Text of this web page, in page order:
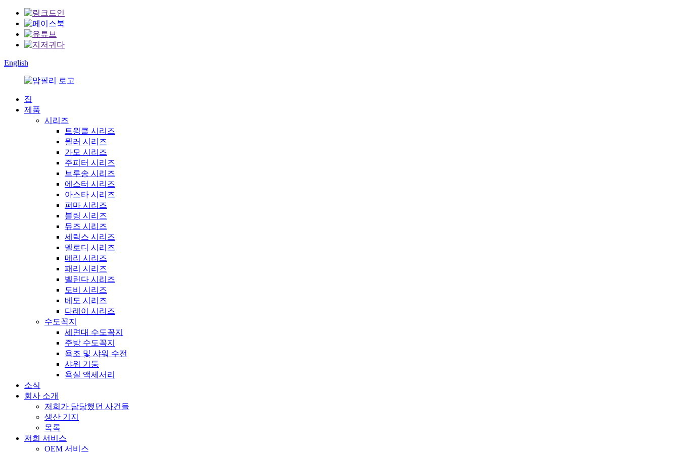
English
집
제품
시리즈
트윙클 시리즈
뮐러 시리즈
가모 시리즈
주피터 시리즈
브루송 시리즈
에스터 시리즈
아스타 시리즈
퍼마 시리즈
블링 시리즈
뮤즈 시리즈
세릭스 시리즈
멜로디 시리즈
메리 시리즈
패리 시리즈
벨린다 시리즈
도비 시리즈
베도 시리즈
다레이 시리즈
수도꼭지
세면대 수도꼭지
주방 수도꼭지
욕조 및 샤워 수전
샤워 기둥
욕실 액세서리
소식
회사 소개
저희가 담당했던 사건들
생산 기지
목록
저희 서비스
OEM 서비스